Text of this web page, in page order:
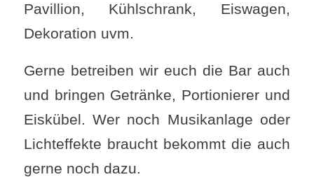
Pavillion, Kühlschrank, Eiswagen,
Dekoration uvm.
Gerne betreiben wir euch die Bar auch
und bringen Getränke, Portionierer und
Eiskübel. Wer noch Musikanlage oder
Lichteffekte braucht bekommt die auch
gerne noch dazu.